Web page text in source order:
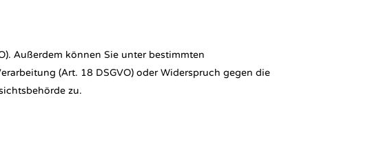
Außerdem können Sie unter bestimmten
(Art. 18 DSGVO) oder Widerspruch gegen die
zu.